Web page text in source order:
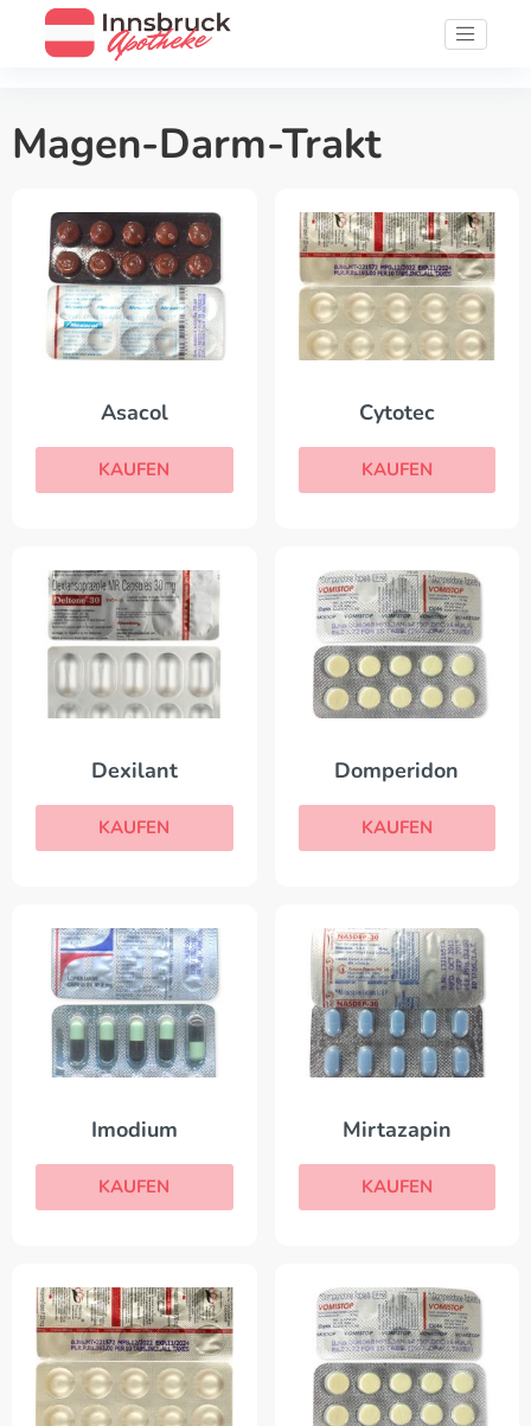
Magen-Darm-Trakt
Asacol
KAUFEN
Cytotec
KAUFEN
Dexilant
KAUFEN
Domperidon
KAUFEN
Imodium
KAUFEN
Mirtazapin
KAUFEN